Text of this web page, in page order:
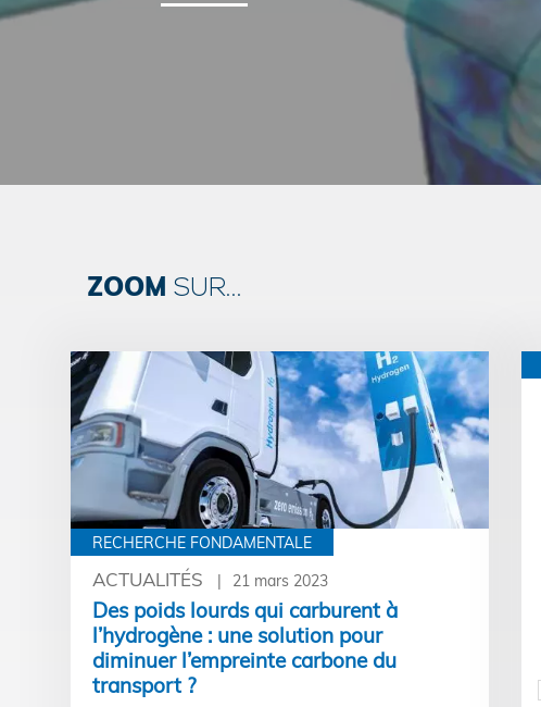
search
ZOOM SUR...
RECHERCHE FONDAMENTALE
ACTUALITÉS 21 mars 2023
Des poids lourds qui carburent à
l’hydrogène : une solution pour
diminuer l’empreinte carbone du
transport ?